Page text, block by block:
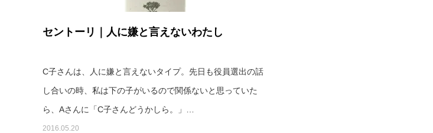
セントーリ｜人に嫌と言えないわたし
C子さんは、人に嫌と言えないタイプ。先日も役員選出の話
し合いの時、私は下の子がいるので関係ないと思っていた
ら、Aさんに「C子さんどうかしら。」…
2016.05.20